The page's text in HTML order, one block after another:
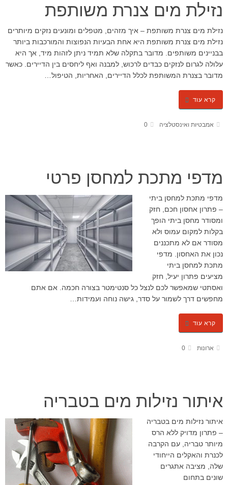
נזילת מים צנרת משותפת
נזילת מים צנרת משותפת – איך מזהים, מטפלים ומונעים נזקים מיותרים
נזילת מים צנרת משותפת היא אחת הבעיות הנפוצות והמורכבות ביותר
בבניינים משותפים. מדובר בתקלה שלא תמיד ניתן לזהות מיד, אך היא
עלולה לגרום לנזקים כבדים לרכוש, למבנה ואף ליחסים בין הדיירים. כאשר
מדובר בצנרת המשותפת לכלל הדיירים, האחריות, הטיפול…
קרא עוד
אמבטיות ואינסטלציה 0
מדפי מתכת למחסן פרטי
מדפי מתכת למחסן ביתי
– פתרון אחסון חכם, חזק
ומסודר מחסן ביתי הופך
בקלות למקום עמוס ולא
מסודר אם לא מתכננים
נכון את האחסון. מדפי
מתכת למחסן ביתי
מציעים פתרון יעיל, חזק
ואסתטי שמאפשר לכם לנצל כל סנטימטר בצורה חכמה. אם אתם
מחפשים דרך לשמור על סדר, גישה נוחה ועמידות…
קרא עוד
ארונות 0
איתור נזילות מים בטבריה
איתור נזילות מים בטבריה
– פתרון מדויק ללא הרס
מיותר טבריה, עם הקרבה
לכנרת והאקלים הייחודי
שלה, מציבה אתגרים
שונים בתחום